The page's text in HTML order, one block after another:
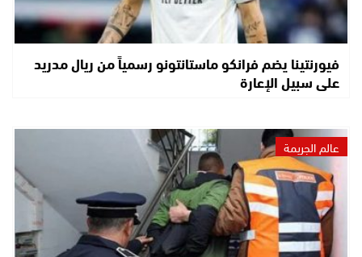
فيورنتينا يضم فرانكو ماستانتونو رسمياً من ريال مدريد
على سبيل الإعارة
عالم الجريمة